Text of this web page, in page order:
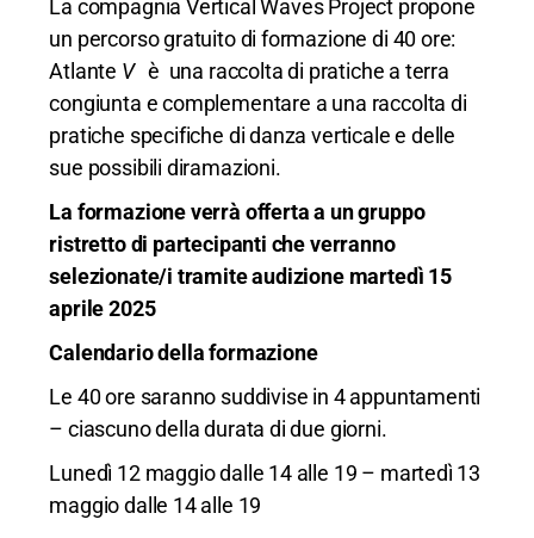
La compagnia Vertical Waves Project propone
un percorso gratuito di formazione di 40 ore:
Atlante V è una raccolta di pratiche a terra
congiunta e complementare a una raccolta di
pratiche specifiche di danza verticale e delle
sue possibili diramazioni.
La formazione verrà offerta a un gruppo
ristretto di partecipanti che verranno
selezionate/i tramite audizione martedì 15
aprile 2025
Calendario della formazione
Le 40 ore saranno suddivise in 4 appuntamenti
– ciascuno della durata di due giorni.
Lunedì 12 maggio dalle 14 alle 19 – martedì 13
maggio dalle 14 alle 19